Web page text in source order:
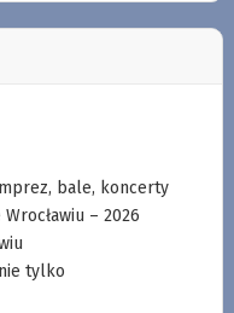
bale, koncerty
– 2026
tylko